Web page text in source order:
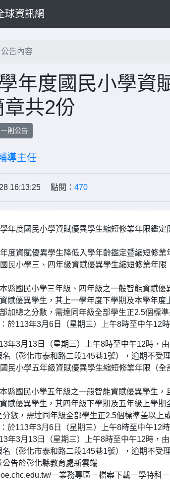
球資訊網
公告內容
年度國民小學資
章共2份
則公告
導主任
16:13:25 點閱： 470
年度國民小學資賦優異學生縮短修業年限鑑
度資賦優異學生降低入學年齡鑑定暨縮短修業
民小學三、四年級資賦優異學生縮短修業年
縣國民小學三年級、四年級之一般智能資賦優
賦優異學生，其上一學年度下學期及本學年
加總之分數，需達同年級全部學生正2.5個標
於113年3月6日（星期三）上午8時至中午12
年3月13日（星期三）上午8時至中午12時，
（彰化市泰和路二段145巷1號），逾期不受理
民小學五年級資賦優異學生縮短修業年限（
縣國民小學五年級之一般智能資賦優異學生，
賦優異學生，其四年級下學期及五年級上學
數，需達同年級全部學生正2.5個標準差以上
於113年3月6日（星期三）上午8時至中午12
年3月13日（星期三）上午8時至中午12時，
（彰化市泰和路二段145巷1號），逾期不受理
公告於彰化縣教育處新雲端
－業務專區－檔案下載－學特科